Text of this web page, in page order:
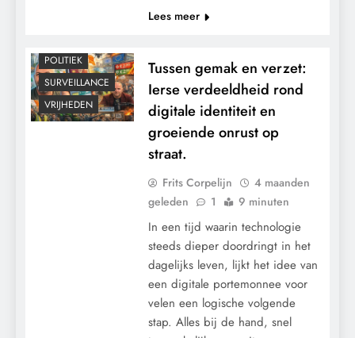
Lees meer
POLITIEK
SURVEILLANCE
VRIJHEDEN
Tussen gemak en verzet:
Ierse verdeeldheid rond
digitale identiteit en
groeiende onrust op
straat.
Frits Corpelijn
4 maanden
geleden
1 9 minuten
In een tijd waarin technologie
steeds dieper doordringt in het
dagelijks leven, lijkt het idee van
een digitale portemonnee voor
velen een logische volgende
stap. Alles bij de hand, snel